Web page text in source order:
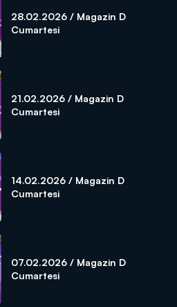
28.02.2026 / Magazin D
Cumartesi
21.02.2026 / Magazin D
Cumartesi
14.02.2026 / Magazin D
Cumartesi
07.02.2026 / Magazin D
Cumartesi